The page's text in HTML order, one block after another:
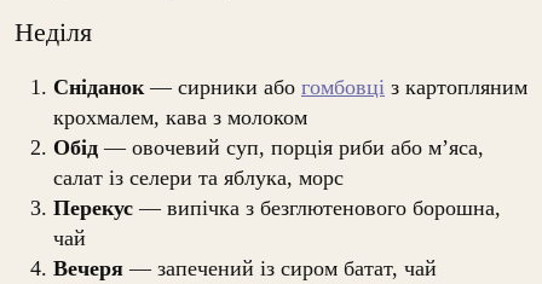
Неділя
Сніданок— сирники або гомбовці з картопляним
крохмалем, кава з молоком
Обід — овочевий суп, порція риби або м’яса,
салат із селери та яблука, морс
Перекус — випічка з безглютенового борошна,
чай
Вечеря — запечений із сиром батат, чай